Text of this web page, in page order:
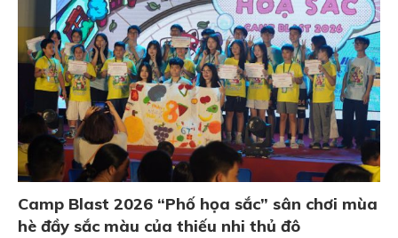
Camp Blast 2026 “Phố họa sắc” sân chơi mùa
hè đầy sắc màu của thiếu nhi thủ đô